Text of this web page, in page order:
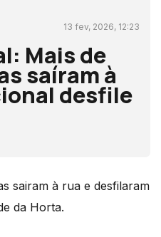
13 fev, 2026, 12:23
Mais de
saíram à
desfile
sairam à rua e desfilaram
da Horta.